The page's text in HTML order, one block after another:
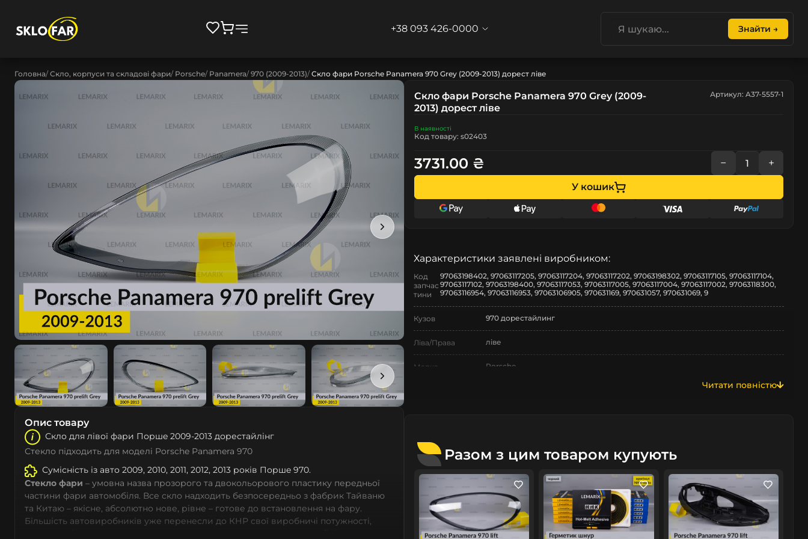
+38 093 426-0000 Знайти →
Головна Скло, корпуси та складові фари Porsche Panamera 970 (2009-2013) Скло фари Porsche Panamera 970 Grey (2009-2013) дорест ліве
Опис товару
Скло для лівої фари Поршe 2009-2013 дорестайлінг
Стекло підходить для моделі Porsche Panamera 970
Сумісність із авто 2009, 2010, 2011, 2012, 2013 років Поршe 970.
Стекло фари – умовна назва прозорого та двокольорового пластику передньої
частини фари автомобіля. Все скло надходить безпосередньо з фабрик Тайваню
та Китаю – якісне, абсолютно нове, рівне – готове до встановлення на фару.
Більшість автовиробників уже перенесли до КНР свої виробничі потужності,
тому не слід дивуватися, що до 90% запчастин до сучасних автомобілів мають
Скло фари Porsche Panamera 970 Grey (2009-
2013) дорест ліве
Артикул: A37-5557-1
В наявності
Код товару: s02403
3731.00 ₴ − +
У кошик
Характеристики заявлені виробником:
Код
запчас
тини
97063198402, 97063117205, 97063117204, 97063117202, 97063198302, 97063117105, 97063117104,
97063117102, 97063198400, 97063117053, 97063117005, 97063117004, 97063117002, 97063118300,
97063116954, 97063116953, 97063106905, 970631169, 970631057, 970631069, 9
Кузов 970 дорестайлинг
Ліва/Права ліве
Марка Porsche
Покоління I покоління
2009-2013
Рестайлінг/
Дорестайлінг
дорестайлінг
Читати повністю
Разом з цим товаром купують